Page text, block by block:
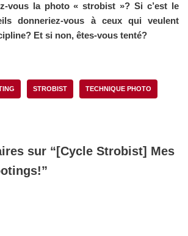
vous la photo « strobist »? Si c’est le
donneriez-vous à ceux qui veulent
Et si non, êtes-vous tenté?
STROBIST TECHNIQUE PHOTO
sur “[Cycle Strobist] Mes